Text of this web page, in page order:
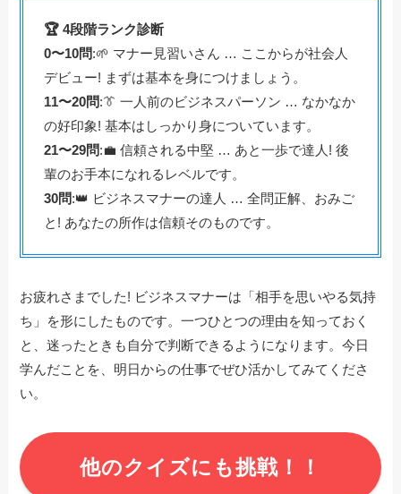
🏆 4段階ランク診断
0〜10問:🌱 マナー見習いさん … ここからが社会人
デビュー! まずは基本を身につけましょう。
11〜20問:👔 一人前のビジネスパーソン … なかなか
の好印象! 基本はしっかり身についています。
21〜29問:💼 信頼される中堅 … あと一歩で達人! 後
輩のお手本になれるレベルです。
30問:👑 ビジネスマナーの達人 … 全問正解、おみご
と! あなたの所作は信頼そのものです。
お疲れさまでした! ビジネスマナーは「相手を思いやる気持
ち」を形にしたものです。一つひとつの理由を知っておく
と、迷ったときも自分で判断できるようになります。今日
学んだことを、明日からの仕事でぜひ活かしてみてくださ
い。
他のクイズにも挑戦！！